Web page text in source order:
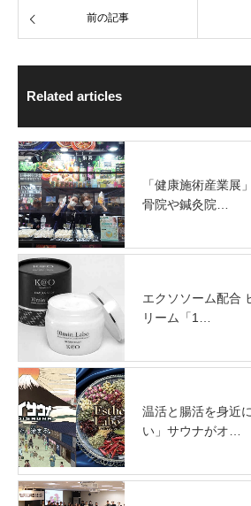
前の記事
Related articles
「健康施術産業
骨院や鍼灸院…
エクソソーム配合
リーム「1…
温活と腸活を身近
い」サウナがオ…